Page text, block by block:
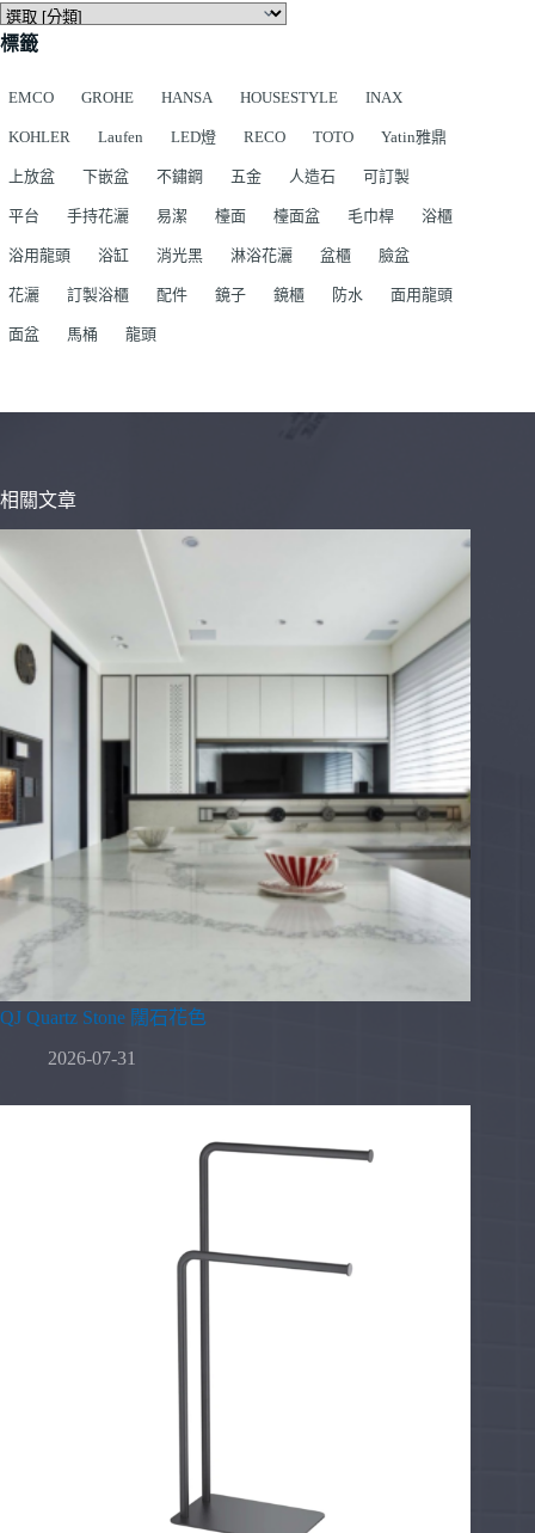
標籤
EMCO GROHE HANSA HOUSESTYLE INAX
KOHLER Laufen LED燈 RECO TOTO Yatin雅鼎
上放盆 下嵌盆 不鏽鋼 五金 人造石 可訂製
平台 手持花灑 易潔 檯面 檯面盆 毛巾桿 浴櫃
浴用龍頭 浴缸 消光黑 淋浴花灑 盆櫃 臉盆
花灑 訂製浴櫃 配件 鏡子 鏡櫃 防水 面用龍頭
面盆 馬桶 龍頭
相關文章
QJ Quartz Stone 闊石花色
2026-07-31